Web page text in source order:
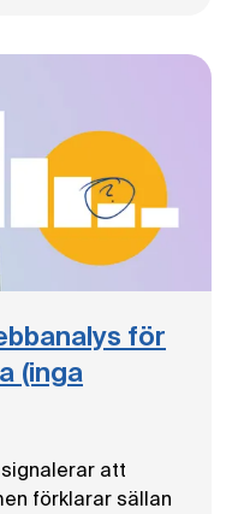
för
(inga
att
förklarar sällan